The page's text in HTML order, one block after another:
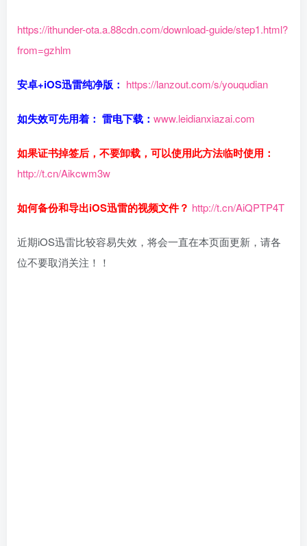
https://ithunder-ota.a.88cdn.com/download-guide/step1.html?
from=gzhlm
安卓+iOS迅雷纯净版： https://lanzout.com/s/youqudian
如失效可先用着： 雷电下载： www.leidianxiazai.com
如果证书掉签后，不要卸载，可以使用此方法临时使用：
http://t.cn/Aikcwm3w
如何备份和导出iOS迅雷的视频文件？ http://t.cn/AiQPTP4T
近期iOS迅雷比较容易失效，将会一直在本页面更新，请各
位不要取消关注！！